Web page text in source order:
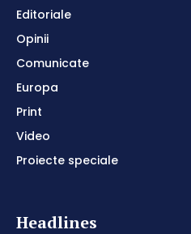
Editoriale
Opinii
Comunicate
Europa
Print
Video
Proiecte speciale
Headlines